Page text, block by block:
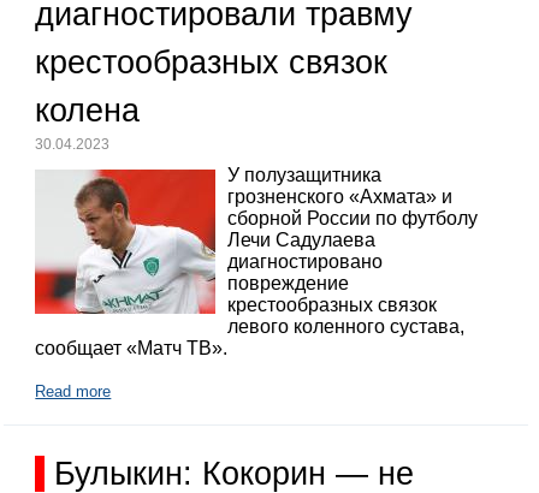
диагностировали травму
крестообразных связок
колена
30.04.2023
У полузащитника
грозненского «Ахмата» и
сборной России по футболу
Лечи Садулаева
диагностировано
повреждение
крестообразных связок
левого коленного сустава,
сообщает «Матч ТВ».
Read more
Булыкин: Кокорин — не